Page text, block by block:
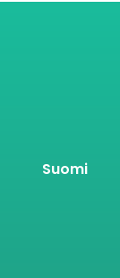
Suomi